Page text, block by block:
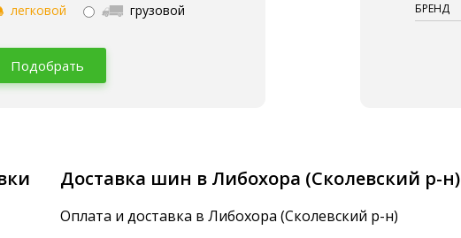
легковой грузовой
Подобрать
БРЕНД
Доставка шин в Либохора (Сколевский р-н)
Оплата и доставка в Либохора (Сколевский р-н)